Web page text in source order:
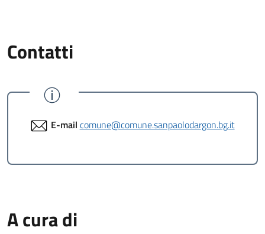
Contatti
E-mail comune@comune.sanpaolodargon.bg.it
A cura di